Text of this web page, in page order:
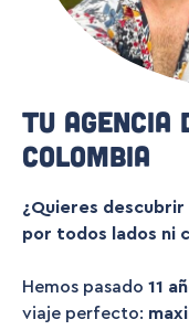
Tu
Colombia
¿Quieres
por todos lados ni
Hemos pasado 11
viaje perfecto: